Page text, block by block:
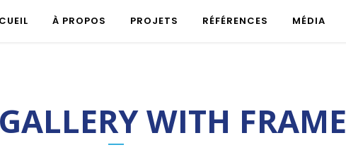
À PROPOS PROJETS RÉFÉRENCES MÉDIA
WITH FRAME